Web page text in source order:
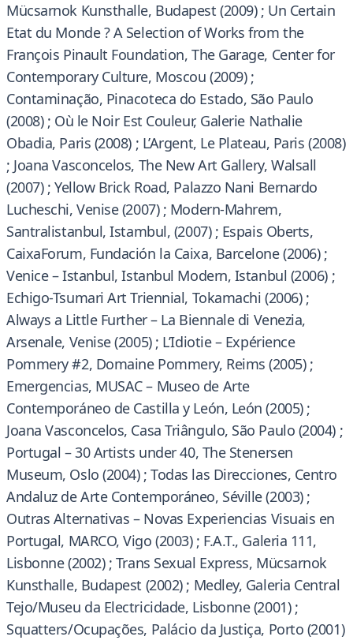
Mücsarnok Kunsthalle, Budapest (2009) ; Un Certain
Etat du Monde ? A Selection of Works from the
François Pinault Foundation, The Garage, Center for
Contemporary Culture, Moscou (2009) ;
Contaminação, Pinacoteca do Estado, São Paulo
(2008) ; Où le Noir Est Couleur, Galerie Nathalie
Obadia, Paris (2008) ; L’Argent, Le Plateau, Paris (2008)
; Joana Vasconcelos, The New Art Gallery, Walsall
(2007) ; Yellow Brick Road, Palazzo Nani Bernardo
Lucheschi, Venise (2007) ; Modern-Mahrem,
Santralistanbul, Istambul, (2007) ; Espais Oberts,
CaixaForum, Fundación la Caixa, Barcelone (2006) ;
Venice – Istanbul, Istanbul Modern, Istanbul (2006) ;
Echigo-Tsumari Art Triennial, Tokamachi (2006) ;
Always a Little Further – La Biennale di Venezia,
Arsenale, Venise (2005) ; L’Idiotie – Expérience
Pommery #2, Domaine Pommery, Reims (2005) ;
Emergencias, MUSAC – Museo de Arte
Contemporáneo de Castilla y León, León (2005) ;
Joana Vasconcelos, Casa Triângulo, São Paulo (2004) ;
Portugal – 30 Artists under 40, The Stenersen
Museum, Oslo (2004) ; Todas las Direcciones, Centro
Andaluz de Arte Contemporáneo, Séville (2003) ;
Outras Alternativas – Novas Experiencias Visuais en
Portugal, MARCO, Vigo (2003) ; F.A.T., Galeria 111,
Lisbonne (2002) ; Trans Sexual Express, Mücsarnok
Kunsthalle, Budapest (2002) ; Medley, Galeria Central
Tejo/Museu da Electricidade, Lisbonne (2001) ;
Squatters/Ocupações, Palácio da Justiça, Porto (2001)